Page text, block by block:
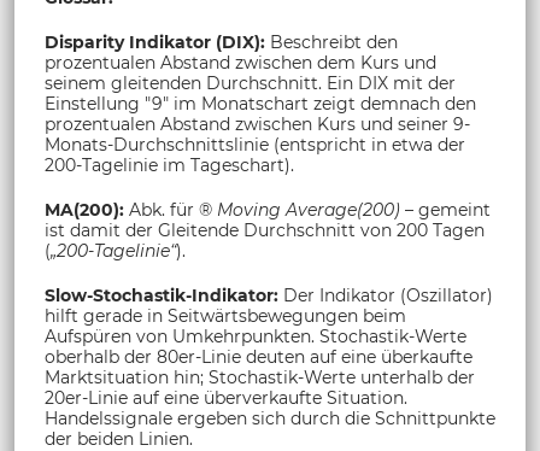
Disparity Indikator (DIX): Beschreibt den
prozentualen Abstand zwischen dem Kurs und
seinem gleitenden Durchschnitt. Ein DIX mit der
Einstellung "9" im Monatschart zeigt demnach den
prozentualen Abstand zwischen Kurs und seiner 9-
Monats-Durchschnittslinie (entspricht in etwa der
200-Tagelinie im Tageschart).
MA(200): Abk. für ® Moving Average(200) – gemeint
ist damit der Gleitende Durchschnitt von 200 Tagen
(„200-Tagelinie“).
Slow-Stochastik-Indikator: Der Indikator (Oszillator)
hilft gerade in Seitwärtsbewegungen beim
Aufspüren von Umkehrpunkten. Stochastik-Werte
oberhalb der 80er-Linie deuten auf eine überkaufte
Marktsituation hin; Stochastik-Werte unterhalb der
20er-Linie auf eine überverkaufte Situation.
Handelssignale ergeben sich durch die Schnittpunkte
der beiden Linien.